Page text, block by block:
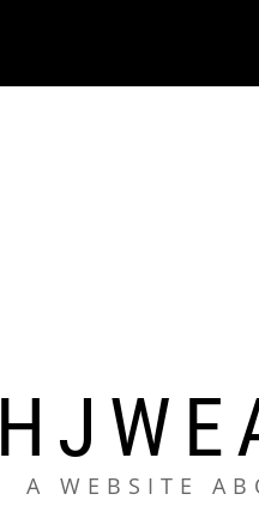
A WEBSITE